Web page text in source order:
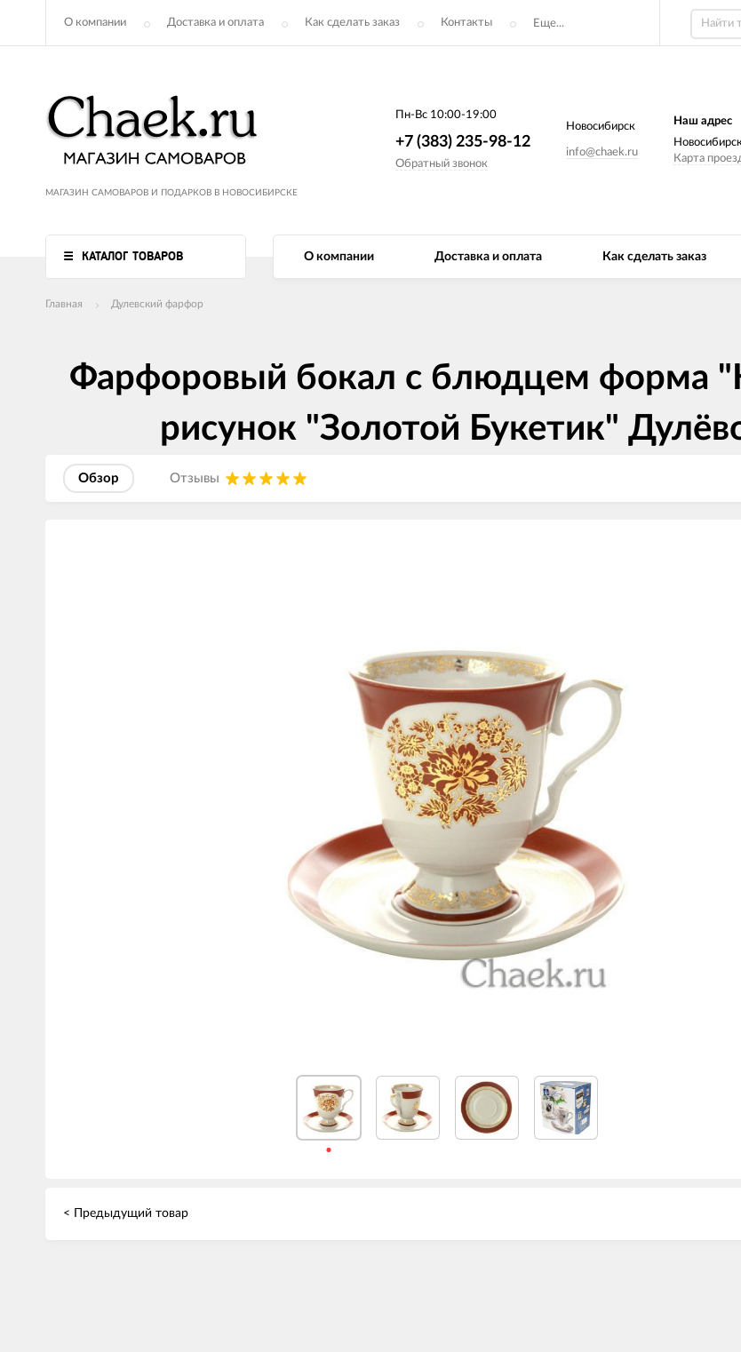
О компании Доставка и оплата Как сделать заказ Контакты Еще...
МАГАЗИН САМОВАРОВ И ПОДАРКОВ В НОВОСИБИРСКЕ
Пн-Вс 10:00-19:00
+7 (383) 235-98-12
Обратный звонок
Новосибирск
info@chaek.ru
Наш адрес
Карта
КАТАЛОГ ТОВАРОВ О компании Доставка и оплата Как сделать заказ
Главная Дулевский фарфор
Фарфоровый бокал с блюдцем форма
рисунок "Золотой Букетик"
Обзор Отзывы
< Предыдущий товар